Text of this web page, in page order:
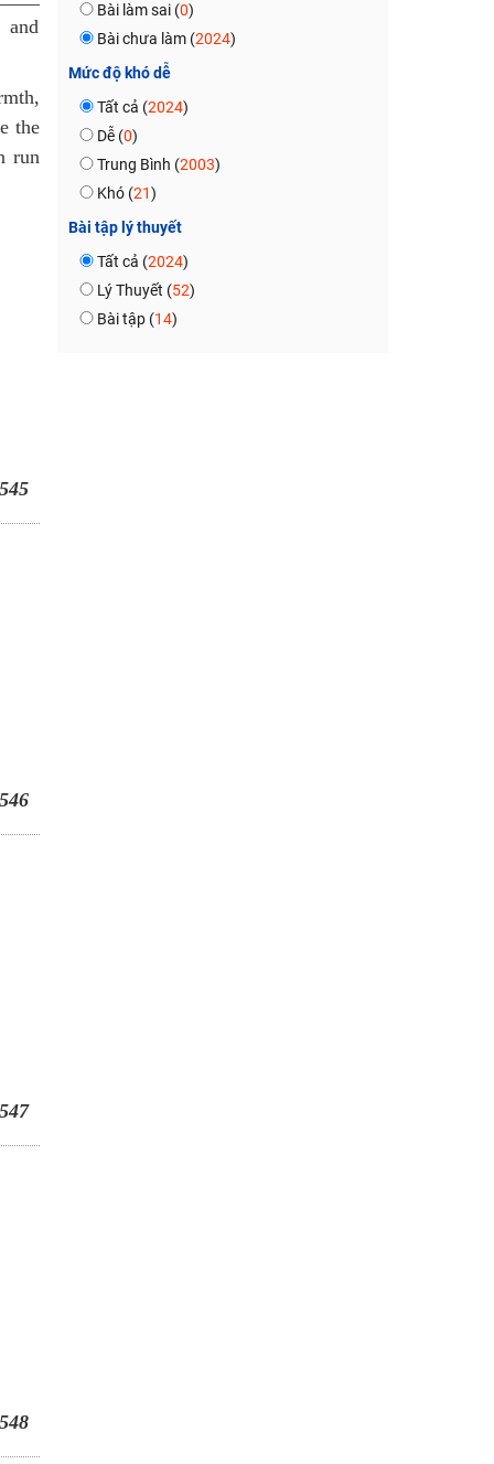
and
the
run
Bài làm sai (0)
Bài chưa làm (2024)
Mức độ khó dễ
Tất cả (2024)
Dễ (0)
Trung Bình (2003)
Khó (21)
Bài tập lý thuyết
Tất cả (2024)
Lý Thuyết (52)
Bài tập (14)